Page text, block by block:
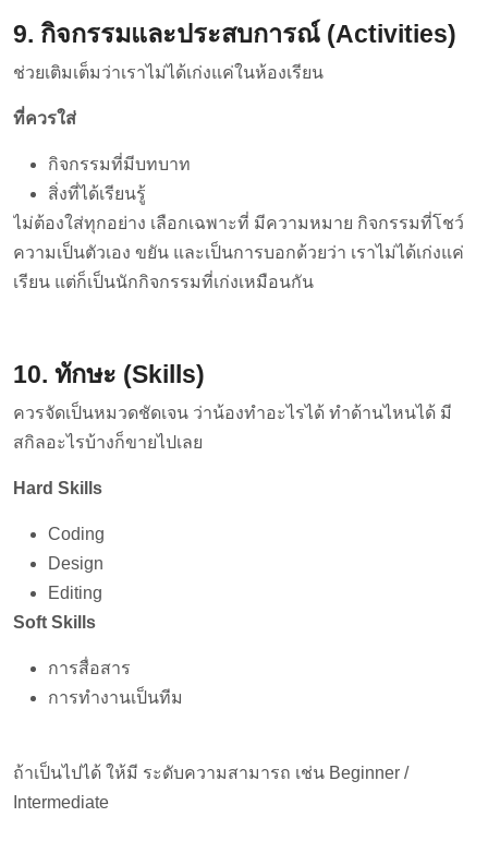
9. กิจกรรมและประสบการณ์ (Activities)
ช่วยเติมเต็มว่าเราไม่ได้เก่งแค่ในห้องเรียน
ที่ควรใส่
กิจกรรมที่มีบทบาท
สิ่งที่ได้เรียนรู้
ไม่ต้องใส่ทุกอย่าง เลือกเฉพาะที่ มีความหมาย กิจกรรมที่โชว์
ความเป็นตัวเอง ขยัน และเป็นการบอกด้วยว่า เราไม่ได้เก่งแค่
เรียน แต่ก็เป็นนักกิจกรรมที่เก่งเหมือนกัน
10. ทักษะ (Skills)
ควรจัดเป็นหมวดชัดเจน ว่าน้องทำอะไรได้ ทำด้านไหนได้ มี
สกิลอะไรบ้างก็ขายไปเลย
Hard Skills
Coding
Design
Editing
Soft Skills
การสื่อสาร
การทำงานเป็นทีม
ถ้าเป็นไปได้ ให้มี ระดับความสามารถ เช่น Beginner /
Intermediate